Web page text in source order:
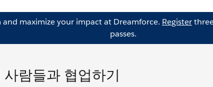
and maximize your impact at Dreamforce. Register
passes.
람들과 협업하기